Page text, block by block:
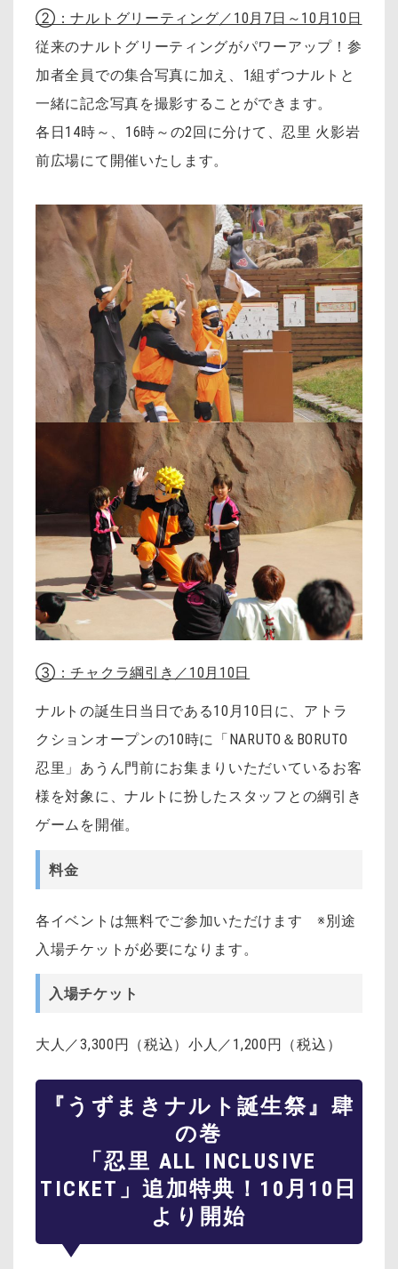
②：ナルトグリーティング／10月7日～10月10日
従来のナルトグリーティングがパワーアップ！参
加者全員での集合写真に加え、1組ずつナルトと
一緒に記念写真を撮影することができます。
各日14時～、16時～の2回に分けて、忍里 火影岩
前広場にて開催いたします。
③：チャクラ綱引き／10月10日
ナルトの誕生日当日である10月10日に、アトラ
クションオープンの10時に「NARUTO＆BORUTO
忍里」あうん門前にお集まりいただいているお客
様を対象に、ナルトに扮したスタッフとの綱引き
ゲームを開催。
料金
各イベントは無料でご参加いただけます ※別途
入場チケットが必要になります。
入場チケット
大人／3,300円（税込）小人／1,200円（税込）
『うずまきナルト誕生祭』肆
の巻
「忍里 ALL INCLUSIVE
TICKET」追加特典！10月10日
より開始